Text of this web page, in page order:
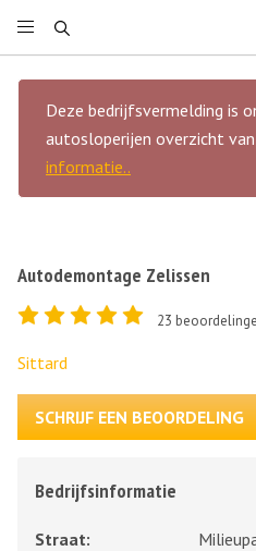
Deze bedrijfsvermelding is
autosloperijen overzicht
informatie..
Autodemontage Zelissen
23
Sittard
SCHRIJF EEN BEOORDELING
Bedrijfsinformatie
Straat: